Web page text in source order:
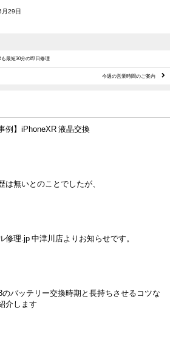
29日
最短30分の即日修理
今週の営業時間のご案内
例】iPhoneXR 液晶交換
は無いとのことでしたが、
修理.jp 中津川店よりお知らせです。
のバッテリー交換時期と長持ちさせるコツな
介します